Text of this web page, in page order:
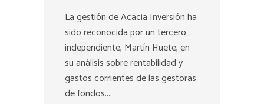
La gestión de Acacia Inversión ha
sido reconocida por un tercero
independiente, Martín Huete, en
su análisis sobre rentabilidad y
gastos corrientes de las gestoras
de fondos....